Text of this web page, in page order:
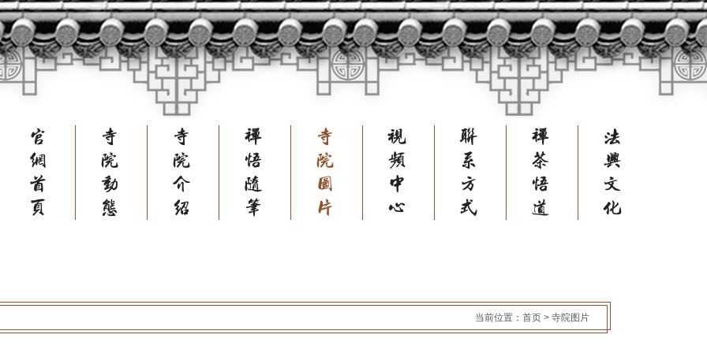
官
网
首
页
寺
院
动
态
寺
院
介
绍
禅
悟
随
笔
寺
院
图
片
视
频
中
心
联
系
方
式
禅
茶
悟
道
法
兴
文
化
当前位置： 首页 > 寺院图片